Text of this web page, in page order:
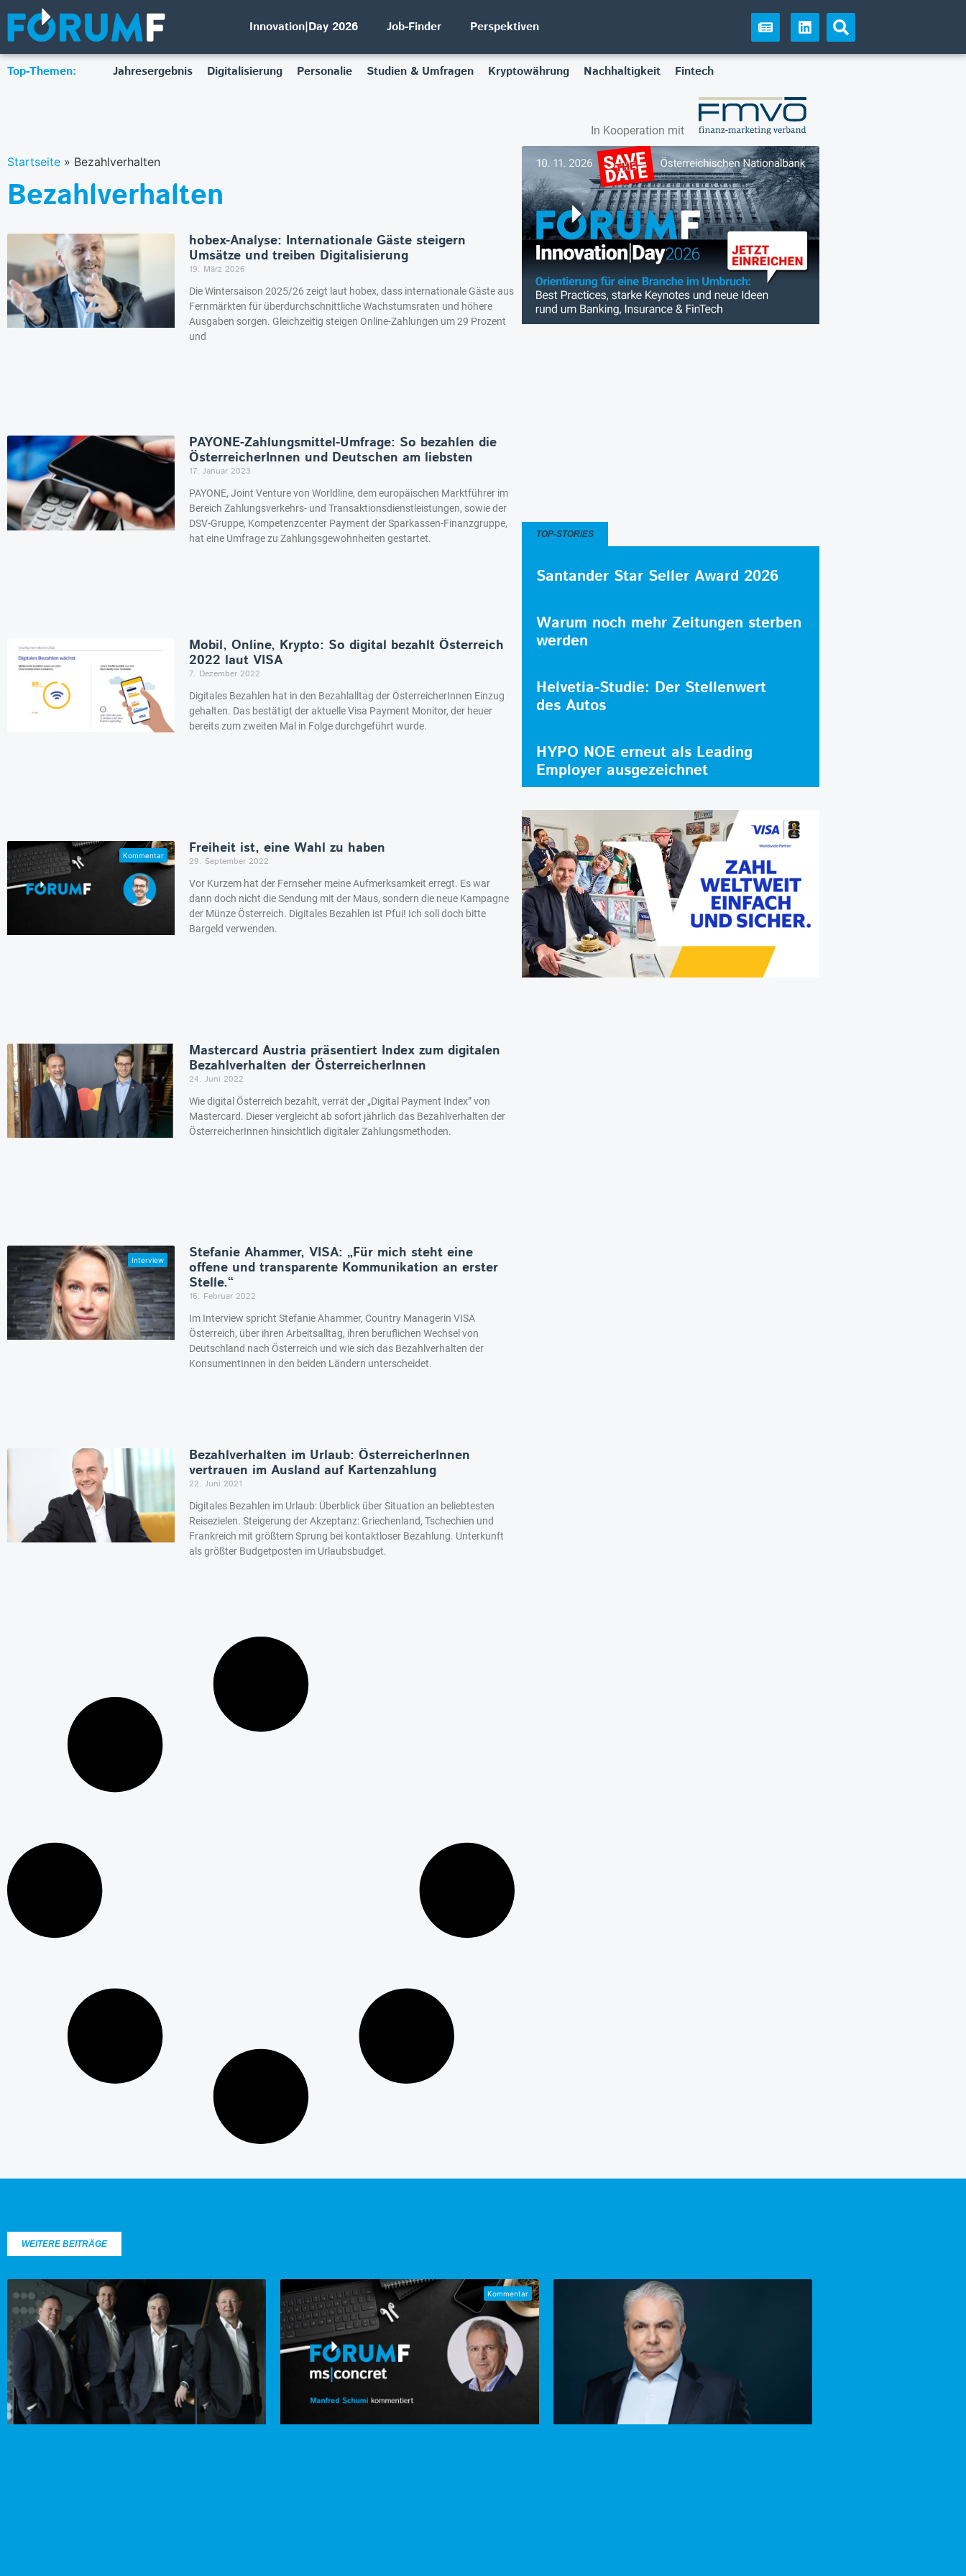
Innovation|Day 2026 Job-Finder Perspektiven
Top-Themen: Jahresergebnis Digitalisierung Personalie Studien & Umfragen Kryptowährung Nachhaltigkeit Fintech
In Kooperation mit
Startseite » Bezahlverhalten
Bezahlverhalten
hobex-Analyse: Internationale Gäste steigern
Umsätze und treiben Digitalisierung
19. März 2026
Die Wintersaison 2025/26 zeigt laut hobex, dass internationale Gäste aus
Fernmärkten für überdurchschnittliche Wachstumsraten und höhere
Ausgaben sorgen. Gleichzeitig steigen Online-Zahlungen um 29 Prozent
und
PAYONE-Zahlungsmittel-Umfrage: So bezahlen die
ÖsterreicherInnen und Deutschen am liebsten
17. Januar 2023
PAYONE, Joint Venture von Worldline, dem europäischen Marktführer im
Bereich Zahlungsverkehrs- und Transaktionsdienstleistungen, sowie der
DSV-Gruppe, Kompetenzcenter Payment der Sparkassen-Finanzgruppe,
hat eine Umfrage zu Zahlungsgewohnheiten gestartet.
Mobil, Online, Krypto: So digital bezahlt Österreich
2022 laut VISA
7. Dezember 2022
Digitales Bezahlen hat in den Bezahlalltag der ÖsterreicherInnen Einzug
gehalten. Das bestätigt der aktuelle Visa Payment Monitor, der heuer
bereits zum zweiten Mal in Folge durchgeführt wurde.
Freiheit ist, eine Wahl zu haben
29. September 2022
Vor Kurzem hat der Fernseher meine Aufmerksamkeit erregt. Es war
dann doch nicht die Sendung mit der Maus, sondern die neue Kampagne
der Münze Österreich. Digitales Bezahlen ist Pfui! Ich soll doch bitte
Bargeld verwenden.
Mastercard Austria präsentiert Index zum digitalen
Bezahlverhalten der ÖsterreicherInnen
24. Juni 2022
Wie digital Österreich bezahlt, verrät der „Digital Payment Index” von
Mastercard. Dieser vergleicht ab sofort jährlich das Bezahlverhalten der
ÖsterreicherInnen hinsichtlich digitaler Zahlungsmethoden.
Stefanie Ahammer, VISA: „Für mich steht eine
offene und transparente Kommunikation an erster
Stelle.“
16. Februar 2022
Im Interview spricht Stefanie Ahammer, Country Managerin VISA
Österreich, über ihren Arbeitsalltag, ihren beruflichen Wechsel von
Deutschland nach Österreich und wie sich das Bezahlverhalten der
KonsumentInnen in den beiden Ländern unterscheidet.
Bezahlverhalten im Urlaub: ÖsterreicherInnen
vertrauen im Ausland auf Kartenzahlung
22. Juni 2021
Digitales Bezahlen im Urlaub: Überblick über Situation an beliebtesten
Reisezielen. Steigerung der Akzeptanz: Griechenland, Tschechien und
Frankreich mit größtem Sprung bei kontaktloser Bezahlung. Unterkunft
als größter Budgetposten im Urlaubsbudget.
TOP-STORIES
Santander Star Seller Award 2026
Warum noch mehr Zeitungen sterben
werden
Helvetia-Studie: Der Stellenwert
des Autos
HYPO NOE erneut als Leading
Employer ausgezeichnet
WEITERE BEITRÄGE